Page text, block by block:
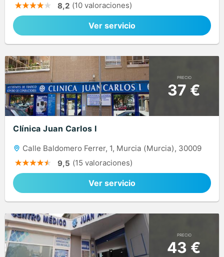
8,2 (10 valoraciones)
Ver servicio
PRECIO
37 €
Clínica Juan Carlos I
Calle Baldomero Ferrer, 1, Murcia (Murcia), 30009
9,5 (15 valoraciones)
Ver servicio
PRECIO
43 €